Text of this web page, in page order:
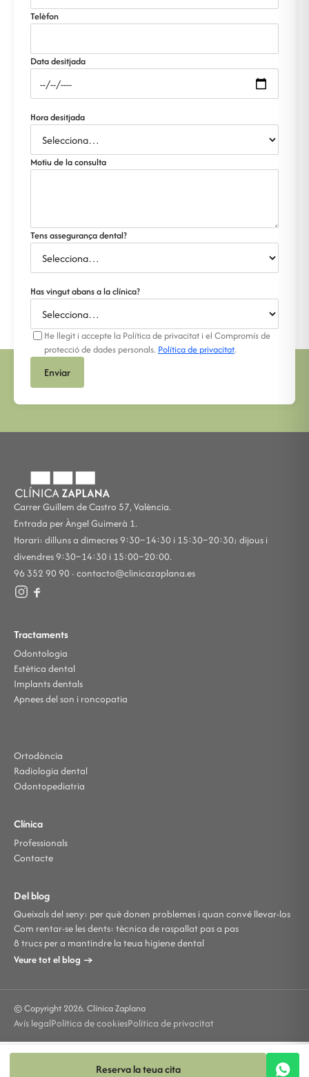
Telèfon
Data desitjada
Hora desitjada
Motiu de la consulta
Tens assegurança dental?
Has vingut abans a la clínica?
He llegit i accepte la Política de privacitat i el Compromís de
protecció de dades personals. Política de privacitat.
Enviar
Carrer Guillem de Castro 57, València.
Entrada per Àngel Guimerà 1.
Horari: dilluns a dimecres 9:30–14:30 i 15:30–20:30; dijous i
divendres 9:30–14:30 i 15:00–20:00.
96 352 90 90 · contacto@clinicazaplana.es
Tractaments
Odontologia
Estètica dental
Implants dentals
Apnees del son i roncopatia
Ortodòncia
Radiologia dental
Odontopediatria
Clínica
Professionals
Contacte
Del blog
Queixals del seny: per què donen problemes i quan convé llevar-los
Com rentar-se les dents: tècnica de raspallat pas a pas
8 trucs per a mantindre la teua higiene dental
Veure tot el blog →
© Copyright 2026. Clínica Zaplana
Avís legalPolítica de cookiesPolítica de privacitat
Reserva la teua cita